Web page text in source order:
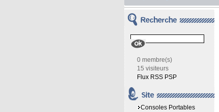
0 membre(s)
15 visiteurs
Flux RSS PSP
Consoles Portables